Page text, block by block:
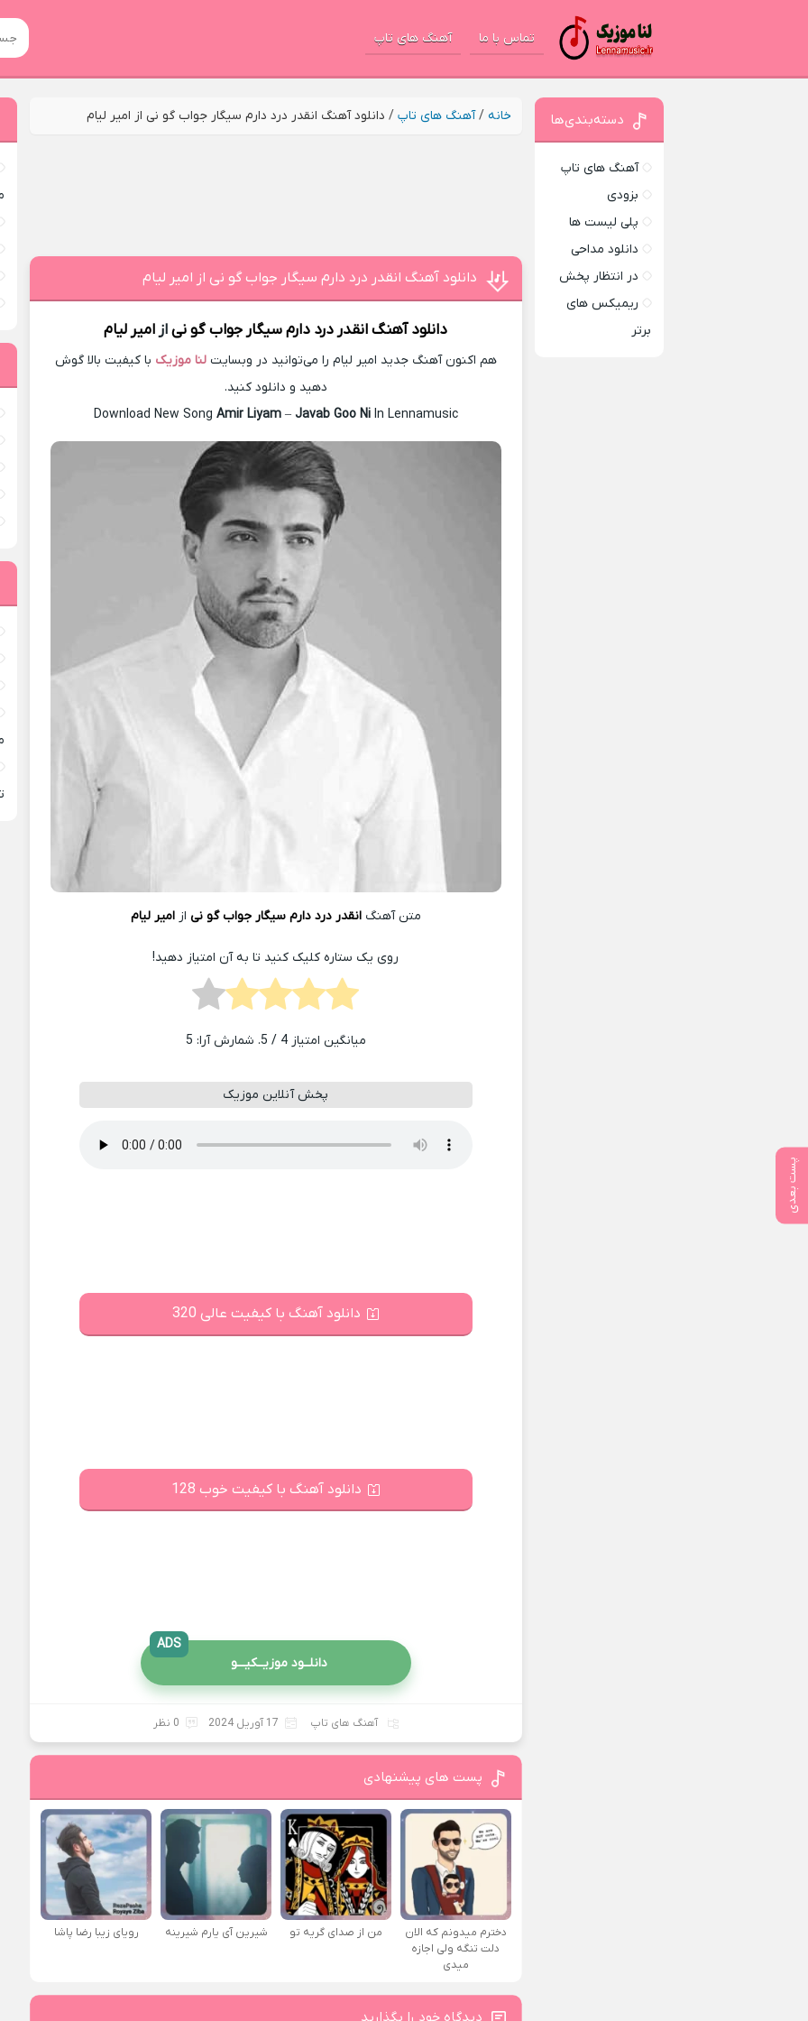
تماس با ما آهنگ های تاپ
خانه /آهنگ های تاپ / دانلود آهنگ انقدر درد دارم سیگار جواب گو نی از امیر لیام
پست بعدی
دانلود آهنگ انقدر درد دارم سیگار جواب گو نی از امیر لیام
دانلود آهنگ انقدر درد دارم سیگار جواب گو نیازامیر لیام
هم اکنون آهنگ جدید امیر لیام را می‌توانید در وبسایتلنا موزیک با کیفیت بالا گوش
دهید و دانلود کنید.
Download New Song Amir Liyam– Javab Goo NiIn Lennamusic
متن آهنگانقدر درد دارم سیگار جواب گو نی ازامیر لیام
روی یک ستاره کلیک کنید تا به آن امتیاز دهید!
میانگین امتیاز4 / 5. شمارش آرا: 5
پخش آنلاین موزیک
دانلود آهنگ با کیفیت عالی 320
دانلود آهنگ با کیفیت خوب 128
دانلــود موزیــکیـــو
ADS
آهنگ های تاپ 17 آوریل 2024 0 نظر
پست های پیشنهادی
دخترم میدونم که الان
دلت تنگه ولی اجازه
میدی
من از صدای گريه تو شیرین آی یارم شیرینه رویای زیبا رضا پاشا
دسته‌بندی‌ها
آهنگ های تاپ
بزودی
پلی لیست ها
دانلود مداحی
در انتظار پخش
ریمیکس های
برتر